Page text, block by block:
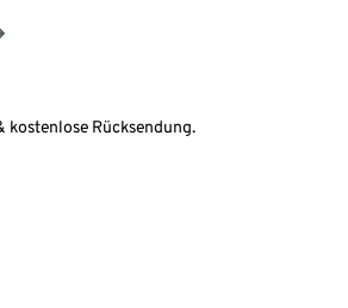
kostenlose Rücksendung.